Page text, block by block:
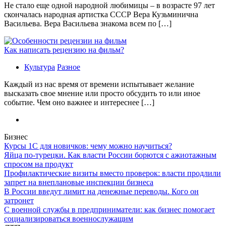
Не стало еще одной народной любимицы – в возрасте 97 лет
скончалась народная артистка СССР Вера Кузьминична
Васильева. Вера Васильева знакома всем по […]
Как написать рецензию на фильм?
Культура Разное
Каждый из нас время от времени испытывает желание
высказать свое мнение или просто обсудить то или иное
событие. Чем оно важнее и интереснее […]
Бизнес
Курсы 1С для новичков: чему можно научиться?
Яйца по-турецки. Как власти России борются с ажиотажным
спросом на продукт
Профилактические визиты вместо проверок: власти продлили
запрет на внеплановые инспекции бизнеса
В России введут лимит на денежные переводы. Кого он
затронет
С военной службы в предприниматели: как бизнес помогает
социализироваться военнослужащим